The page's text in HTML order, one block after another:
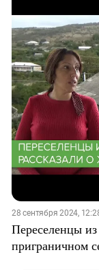
28 сентября 2024,
Переселенцы
приграничном